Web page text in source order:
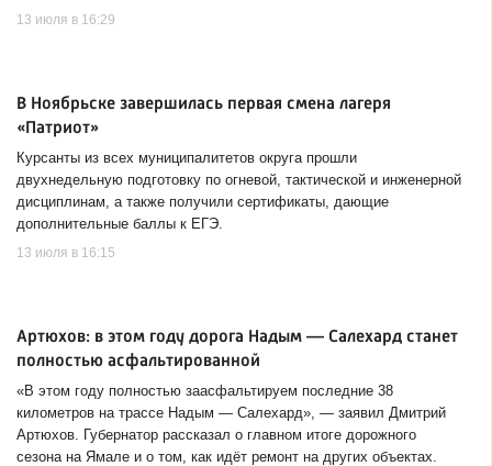
13 июля в 16:29
В Ноябрьске завершилась первая смена лагеря
«Патриот»
Курсанты из всех муниципалитетов округа прошли
двухнедельную подготовку по огневой, тактической и инженерной
дисциплинам, а также получили сертификаты, дающие
дополнительные баллы к ЕГЭ.
13 июля в 16:15
Артюхов: в этом году дорога Надым — Салехард станет
полностью асфальтированной
«В этом году полностью заасфальтируем последние 38
километров на трассе Надым — Салехард», — заявил Дмитрий
Артюхов. Губернатор рассказал о главном итоге дорожного
сезона на Ямале и о том, как идёт ремонт на других объектах.